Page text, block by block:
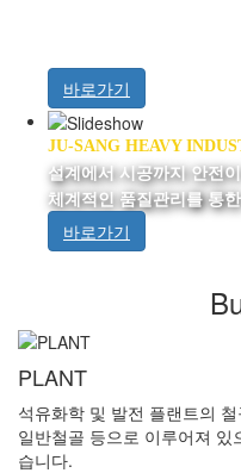
바로가기
JU-SANG HEAVY
설계에서 시공까지 안전
체계적인 품질관리를 통
바로가기
PLANT
석유화학 및 발전 플랜트의
일반철골 등으로 이루어져
습니다.